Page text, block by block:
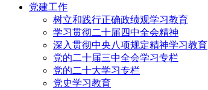
党建工作
树立和践行正确政绩观学习教育
学习贯彻二十届四中全会精神
深入贯彻中央八项规定精神学习教育
党的二十届三中全会学习专栏
党的二十大学习专栏
党史学习教育